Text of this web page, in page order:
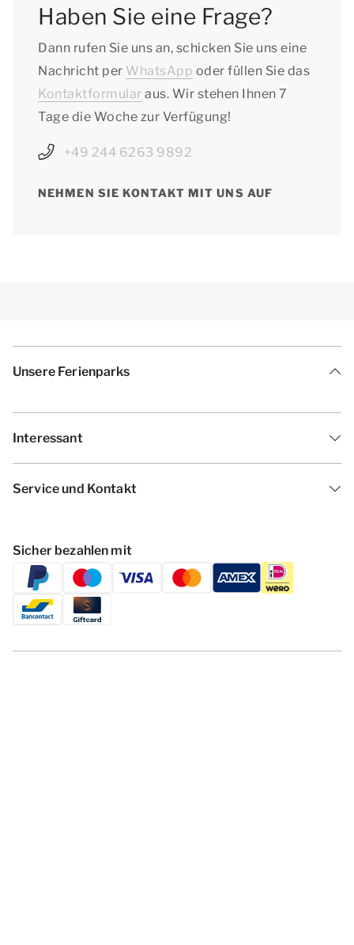
Haben Sie eine Frage?
Dann rufen Sie uns an, schicken Sie uns eine
Nachricht per WhatsApp oder füllen Sie das
Kontaktformular aus. Wir stehen Ihnen 7
Tage die Woche zur Verfügung!
+49 244 6263 9892
NEHMEN SIE KONTAKT MIT UNS AUF
Unsere Ferienparks
Interessant
Service und Kontakt
Sicher bezahlen mit